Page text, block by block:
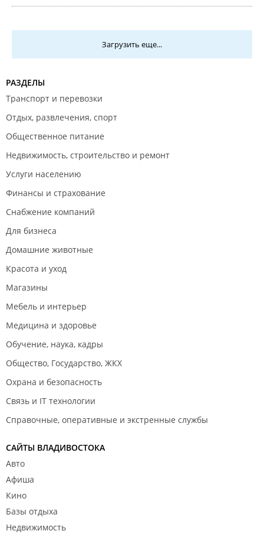
Мы подтверждаем, что деформация в области
фото, является известным производственным
недостатком для данной конкретной модели.
Наша служба контроля качества ведет статистику
поставщиком над устранением этой проблемы.
Несмотря на замену, мы рекомендуем
эксплуатировать стул с учетом его конструкции
воздействий на соединения (например,
раскачивания на двух ножках).
Приносим извинения за доставленные
неудобства и благодарим за понимание.
Загрузить еще...
РАЗДЕЛЫ
Транспорт и перевозки
Отдых, развлечения, спорт
Общественное питание
Недвижимость, строительство и ремонт
Услуги населению
Финансы и страхование
Снабжение компаний
Для бизнеса
Домашние животные
Красота и уход
Магазины
Мебель и интерьер
Медицина и здоровье
Обучение, наука, кадры
Общество, Государство, ЖКХ
Охрана и безопасность
Связь и IT технологии
Справочные, оперативные и экстренные службы
САЙТЫ ВЛАДИВОСТОКА
Авто
Афиша
Кино
Базы отдыха
Недвижимость